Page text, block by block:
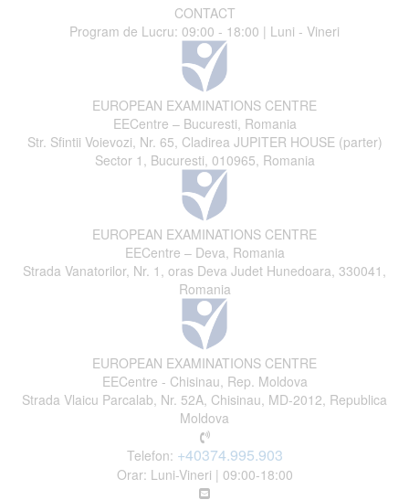
CONTACT
Program de Lucru: 09:00 - 18:00 | Luni - Vineri
EUROPEAN EXAMINATIONS CENTRE
EECentre – Bucuresti, Romania
Str. Sfintii Voievozi, Nr. 65, Cladirea JUPITER HOUSE (parter)
Sector 1, Bucuresti, 010965, Romania
EUROPEAN EXAMINATIONS CENTRE
EECentre – Deva, Romania
Strada Vanatorilor, Nr. 1, oras Deva Judet Hunedoara, 330041,
Romania
EUROPEAN EXAMINATIONS CENTRE
EECentre - Chisinau, Rep. Moldova
Strada Vlaicu Parcalab, Nr. 52A, Chisinau, MD-2012, Republica
Moldova
Telefon: +40374.995.903
Orar: Luni-Vineri | 09:00-18:00